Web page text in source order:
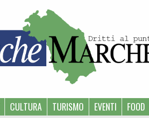
CULTURA TURISMO EVENTI FOOD